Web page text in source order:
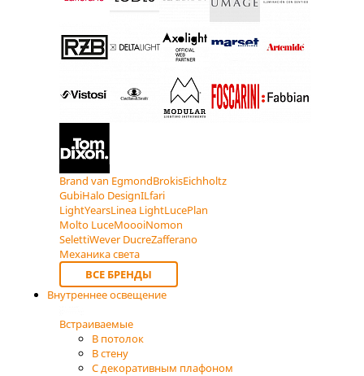
Brand van EgmondBrokisEichholtz
GubiHalo DesignILfari
LightYearsLinea LightLucePlan
Molto LuceMoooiNomon
SelettiWever DucreZafferano
Механика света
ВСЕ БРЕНДЫ
Внутреннее освещение
Встраиваемые
В потолок
В стену
С декоративным плафоном